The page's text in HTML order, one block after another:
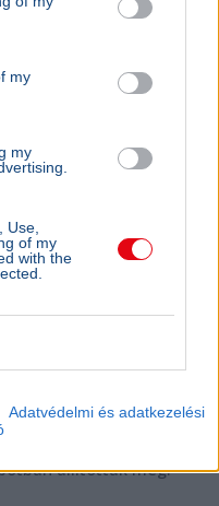
my
my
Use,
of my
with the
Adatvédelmi és adatkezelési
be, majd ismét
miatt idéztek be
rendőrök az
állították meg.